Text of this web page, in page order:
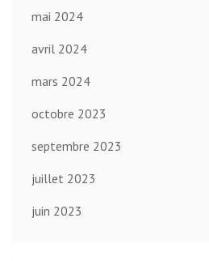
mai 2024
avril 2024
mars 2024
octobre 2023
septembre 2023
juillet 2023
juin 2023